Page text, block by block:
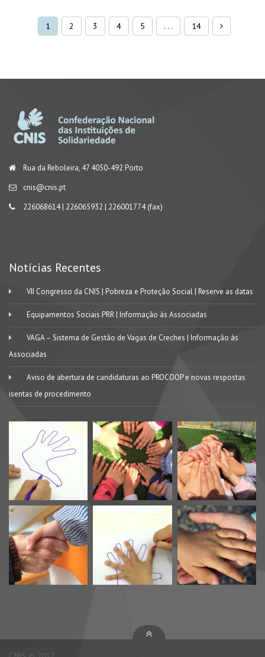
1 2 3 4 5 . . . 14
Rua da Reboleira, 47 4050-492 Porto
cnis@cnis.pt
226068614 | 226065932 | 226001774 (fax)
Notícias Recentes
VII Congresso da CNIS | Pobreza e Proteção Social | Reserve as datas
Equipamentos Sociais PRR | Informação às Associadas
VAGA – Sistema de Gestão de Vagas de Creches | Informação às
Associadas
Aviso de abertura de candidaturas ao PROCOOP e novas respostas
isentas de procedimento